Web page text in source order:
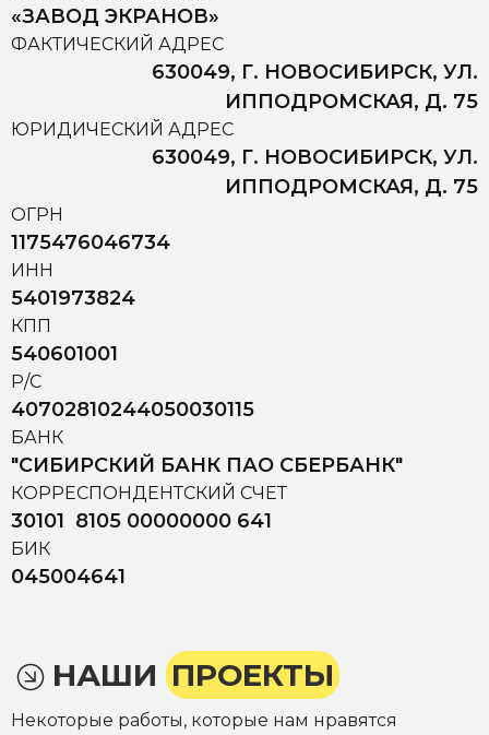
«ЗАВОД ЭКРАНОВ»
ФАКТИЧЕСКИЙ АДРЕС
630049, Г. НОВОСИБИРСК, УЛ.
ИППОДРОМСКАЯ, Д. 75
ЮРИДИЧЕСКИЙ АДРЕС
630049, Г. НОВОСИБИРСК, УЛ.
ИППОДРОМСКАЯ, Д. 75
ОГРН
1175476046734
ИНН
5401973824
КПП
540601001
Р/С
40702810244050030115
БАНК
"СИБИРСКИЙ БАНК ПАО СБЕРБАНК"
КОРРЕСПОНДЕНТСКИЙ СЧЕТ
30101 8105 00000000 641
БИК
045004641
НАШИ ПРОЕКТЫ
Некоторые работы, которые нам нравятся